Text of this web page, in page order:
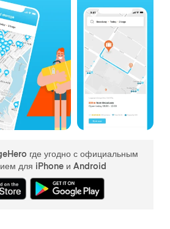
где угодно с официальным
для iPhone и Android